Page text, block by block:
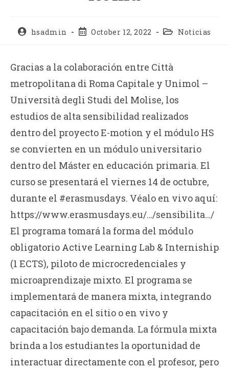
hsadmin October 12, 2022 Noticias
Gracias a la colaboración entre Città
metropolitana di Roma Capitale y Unimol –
Università degli Studi del Molise, los
estudios de alta sensibilidad realizados
dentro del proyecto E-motion y el módulo HS
se convierten en un módulo universitario
dentro del Máster en educación primaria. El
curso se presentará el viernes 14 de octubre,
durante el #erasmusdays. Véalo en vivo aquí:
https://www.erasmusdays.eu/…/sensibilita…/
El programa tomará la forma del módulo
obligatorio Active Learning Lab & Interniship
(1 ECTS), piloto de microcredenciales y
microaprendizaje mixto. El programa se
implementará de manera mixta, integrando
capacitación en el sitio o en vivo y
capacitación bajo demanda. La fórmula mixta
brinda a los estudiantes la oportunidad de
interactuar directamente con el profesor, pero